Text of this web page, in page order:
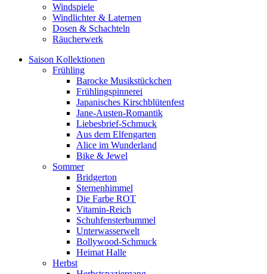
Windspiele
Windlichter & Laternen
Dosen & Schachteln
Räucherwerk
Saison Kollektionen
Frühling
Barocke Musikstückchen
Frühlingspinnerei
Japanisches Kirschblütenfest
Jane-Austen-Romantik
Liebesbrief-Schmuck
Aus dem Elfengarten
Alice im Wunderland
Bike & Jewel
Sommer
Bridgerton
Sternenhimmel
Die Farbe ROT
Vitamin-Reich
Schuhfensterbummel
Unterwasserwelt
Bollywood-Schmuck
Heimat Halle
Herbst